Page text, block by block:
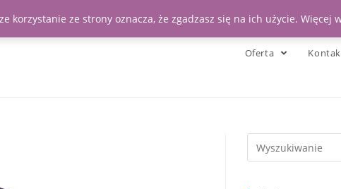
Moje konto
Oferta
korzystanie ze strony oznacza, że zgadzasz się na ich użycie. Więcej